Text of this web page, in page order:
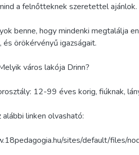
a felnőtteknek szeretettel ajánlok.
benne, hogy mindenki megtalálja
örökérvényű igazságait.
város lakója Drinn?
12-99 éves korig, fiúknak,
linken olvasható:
sites/default/files/